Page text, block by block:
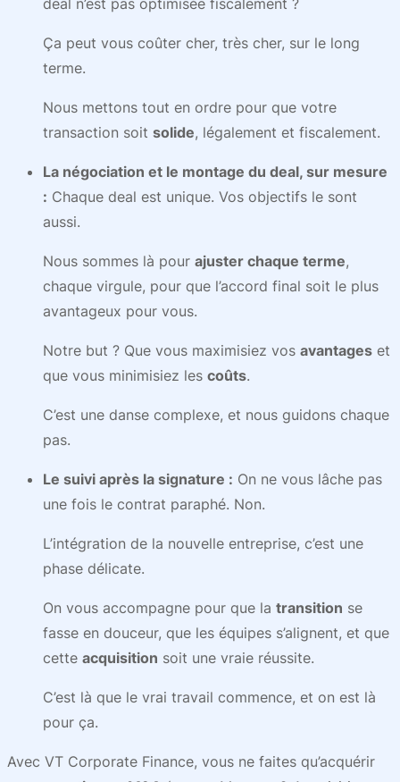
deal n’est pas optimisée fiscalement ?
Ça peut vous coûter cher, très cher, sur le long
terme.
Nous mettons tout en ordre pour que votre
transaction soit solide, légalement et fiscalement.
La négociation et le montage du deal, sur mesure
: Chaque deal est unique. Vos objectifs le sont
aussi.
Nous sommes là pour ajuster chaque terme,
chaque virgule, pour que l’accord final soit le plus
avantageux pour vous.
Notre but ? Que vous maximisiez vos avantages et
que vous minimisiez les coûts.
C’est une danse complexe, et nous guidons chaque
pas.
Le suivi après la signature : On ne vous lâche pas
une fois le contrat paraphé. Non.
L’intégration de la nouvelle entreprise, c’est une
phase délicate.
On vous accompagne pour que la transition se
fasse en douceur, que les équipes s’alignent, et que
cette acquisition soit une vraie réussite.
C’est là que le vrai travail commence, et on est là
pour ça.
Avec VT Corporate Finance, vous ne faites qu’acquérir